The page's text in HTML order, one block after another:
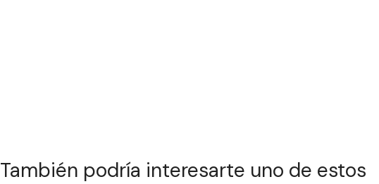
También podría interesarte uno de estos